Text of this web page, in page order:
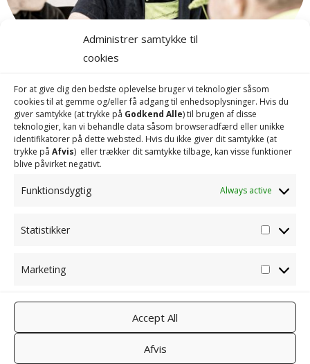
Administrer samtykke til
cookies
For at give dig den bedste oplevelse bruger vi teknologier såsom
cookies til at gemme og/eller få adgang til enhedsoplysninger. Hvis du
giver samtykke (at trykke på Godkend Alle) til brugen af ​​disse
teknologier, kan vi behandle data såsom browseradfærd eller unikke
identifikatorer på dette websted. Hvis du ikke giver dit samtykke (at
trykke på Afvis) eller trækker dit samtykke tilbage, kan visse funktioner
blive påvirket negativt.
Funktionsdygtig Always active
Statistikker
Marketing
Accept All
Afvis
VilsEntreprenørforretning A/S
r faktura@vils.dk
Behandling af personoplysninger